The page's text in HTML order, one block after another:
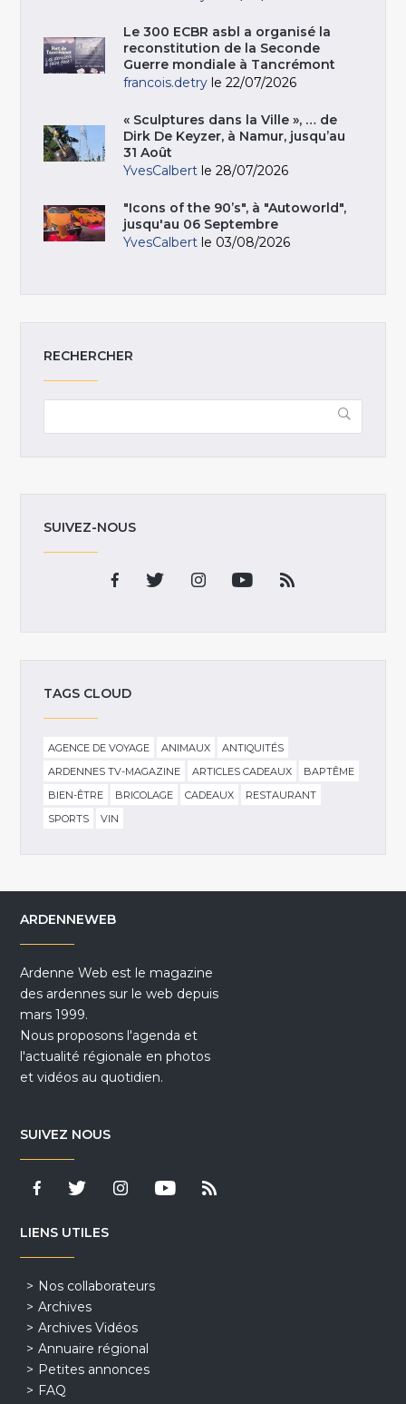
Le 300 ECBR asbl a organisé la
reconstitution de la Seconde
Guerre mondiale à Tancrémont
francois.detry le 22/07/2026
« Sculptures dans la Ville », … de
Dirk De Keyzer, à Namur, jusqu’au
31 Août
YvesCalbert le 28/07/2026
"Icons of the 90’s", à "Autoworld",
jusqu'au 06 Septembre
YvesCalbert le 03/08/2026
RECHERCHER
SUIVEZ-NOUS
TAGS CLOUD
AGENCE DE VOYAGE ANIMAUX
ANTIQUITÉS
ARDENNES TV-MAGAZINE
ARTICLES CADEAUX
BAPTÊME
BIEN-ÊTRE
BRICOLAGE CADEAUX
RESTAURANT
SPORTS
VIN
ARDENNEWEB
Ardenne Web est le magazine
des ardennes sur le web depuis
mars 1999.
Nous proposons l'agenda et
l'actualité régionale en photos
et vidéos au quotidien.
SUIVEZ NOUS
LIENS UTILES
Nos collaborateurs
Archives
Archives Vidéos
Annuaire régional
Petites annonces
FAQ